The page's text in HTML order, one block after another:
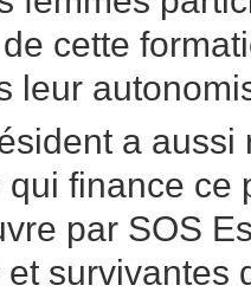
cette
leur
a aussi
finance ce
par SOS
survivantes